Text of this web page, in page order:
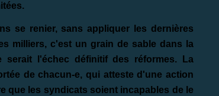
se renier, sans appliquer les dernières
milliers, c'est un grain de sable dans la
serait l'échec définitif des réformes. La
de chacun-e, qui atteste d'une action
que les syndicats soient incapables de le